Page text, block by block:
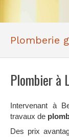
Plomberie
Plombier à
Intervenant à
travaux de
Des prix